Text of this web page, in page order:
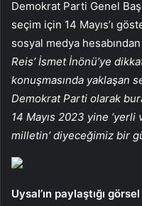
Demokrat Parti Genel
seçim için 14 Mayıs’ı
sosyal medya
Reis’ İsmet İnönü’ye
konuşmasında yaklaşan
Demokrat Parti olarak
14 Mayıs 2023 yine ‘yerli
milletin’ diyeceğimiz bir
Uysal’ın paylaştığı görsel